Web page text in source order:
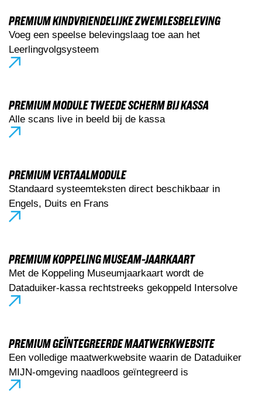
PREMIUM KINDVRIENDELIJKE ZWEMLESBELEVING
Voeg een speelse belevingslaag toe aan het
Leerlingvolgsysteem
PREMIUM MODULE TWEEDE SCHERM BIJ KASSA
Alle scans live in beeld bij de kassa
PREMIUM VERTAALMODULE
Standaard systeemteksten direct beschikbaar in
Engels, Duits en Frans
PREMIUM KOPPELING MUSEAM-JAARKAART
Met de Koppeling Museumjaarkaart wordt de
Dataduiker-kassa rechtstreeks gekoppeld Intersolve
PREMIUM GEÏNTEGREERDE MAATWERKWEBSITE
Een volledige maatwerkwebsite waarin de Dataduiker
MIJN-omgeving naadloos geïntegreerd is